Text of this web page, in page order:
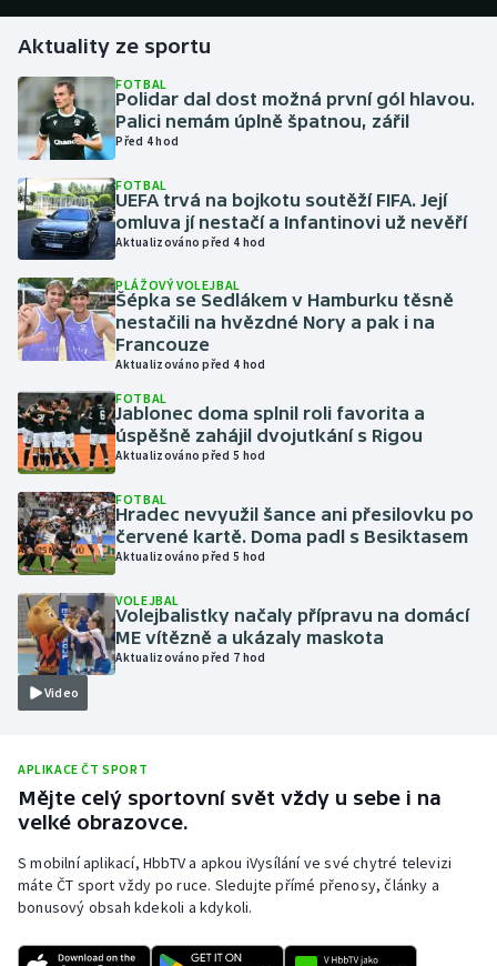
Golf
Gymnastika
Házená
Jezdectví
Judo
Krasobruslení
Lezení
Lyže a snowboard
Moderní pětiboj
Motorsport
Olympijské hry
Parasport
Plážový volejbal
Ragby
Rychlobruslení
Aktuality ze sportu
FOTBAL
Polidar dal dost možná první gól hlavou.
Palici nemám úplně špatnou, zářil
Před 4 hod
FOTBAL
UEFA trvá na bojkotu soutěží FIFA. Její
omluva jí nestačí a Infantinovi už nevěří
Aktualizováno před 4 hod
PLÁŽOVÝ VOLEJBAL
Šépka se Sedlákem v Hamburku těsně
nestačili na hvězdné Nory a pak i na
Francouze
Aktualizováno před 4 hod
FOTBAL
Jablonec doma splnil roli favorita a
úspěšně zahájil dvojutkání s Rigou
Aktualizováno před 5 hod
FOTBAL
Hradec nevyužil šance ani přesilovku po
červené kartě. Doma padl s Besiktasem
Aktualizováno před 5 hod
Video
VOLEJBAL
Volejbalistky načaly přípravu na domácí
ME vítězně a ukázaly maskota
Aktualizováno před 7 hod
APLIKACE ČT SPORT
Mějte celý sportovní svět vždy u sebe i na
velké obrazovce.
S mobilní aplikací, HbbTV a apkou iVysílání ve své chytré televizi
máte ČT sport vždy po ruce. Sledujte přímé přenosy, články a
bonusový obsah kdekoli a kdykoli.